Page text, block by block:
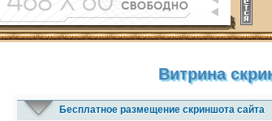
Витрина
Бесплатное размещение скриншота сайта